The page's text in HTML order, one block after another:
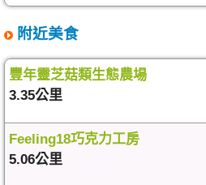
附近美食
豐年靈芝菇類生態農場
3.35公里
Feeling18巧克力工房
5.06公里